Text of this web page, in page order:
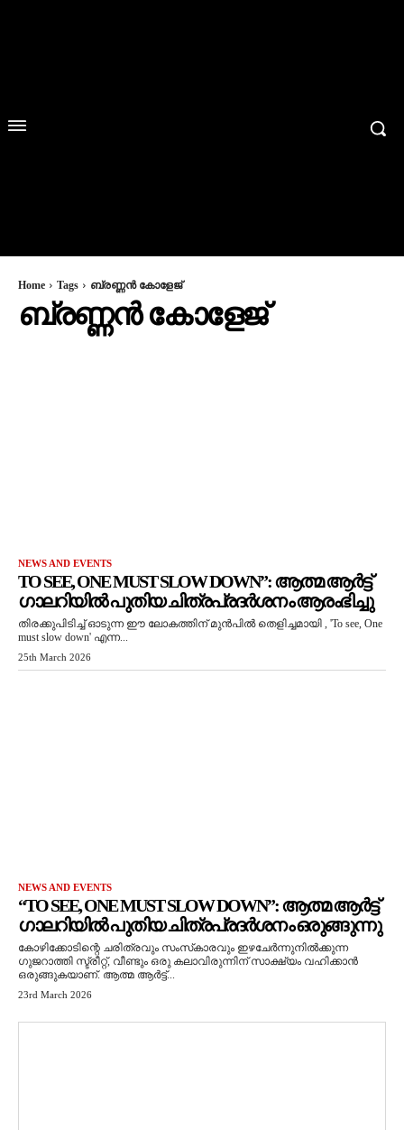
Home Tags ബ്രണ്ണൻ കോളേജ്
ബ്രണ്ണൻ കോളേജ്
NEWS AND EVENTS
TO SEE, ONE MUST SLOW DOWN”: ആത്മ ആർട്ട്
ഗാലറിയിൽ പുതിയ ചിത്രപ്രദർശനം ആരംഭിച്ചു
തിരക്കുപിടിച്ച് ഓടുന്ന ഈ ലോകത്തിന് മുൻപിൽ തെളിച്ചമായി , 'To see, One
must slow down' എന്ന...
25th March 2026
NEWS AND EVENTS
“TO SEE, ONE MUST SLOW DOWN”: ആത്മ ആർട്ട്
ഗാലറിയിൽ പുതിയ ചിത്രപ്രദർശനം ഒരുങ്ങുന്നു
കോഴിക്കോടിന്റെ ചരിത്രവും സംസ്‌കാരവും ഇഴചേർന്നുനിൽക്കുന്ന
ഗുജറാത്തി സ്ട്രീറ്റ്, വീണ്ടും ഒരു കലാവിരുന്നിന് സാക്ഷ്യം വഹിക്കാൻ
ഒരുങ്ങുകയാണ്. ആത്മ ആർട്ട്...
23rd March 2026